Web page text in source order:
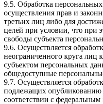
9.5. Обработка
осуществления прав и
третьих лиц либо для
целей при условии, что при
свободы субъекта
9.6. Осуществляется
неограниченного круга лиц
субъектом персональных
общедоступные
9.7. Осуществляется
подлежащих опубликованию
соответствии с федеральным